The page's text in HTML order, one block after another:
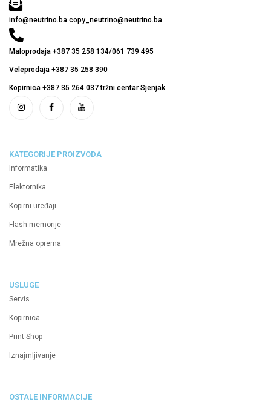
info@neutrino.ba copy_neutrino@neutrino.ba
Maloprodaja +387 35 258 134/061 739 495
Veleprodaja +387 35 258 390
Kopirnica +387 35 264 037 tržni centar Sjenjak
KATEGORIJE PROIZVODA
Informatika
Elektornika
Kopirni uređaji
Flash memorije
Mrežna oprema
USLUGE
Servis
Kopirnica
Print Shop
Iznajmljivanje
OSTALE INFORMACIJE